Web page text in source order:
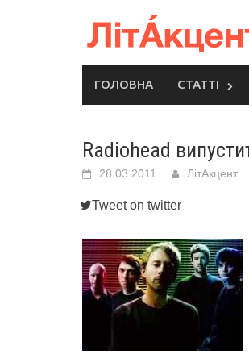
ГОЛОВНА СТАТТІ
Radiohead
28.03.2011 ЛітАкцент
Tweet on twitter